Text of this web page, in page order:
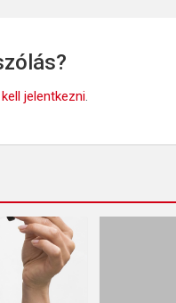
jelentkezni.